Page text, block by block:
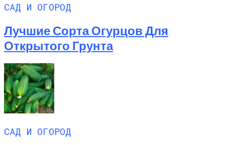
САД И ОГОРОД
Лучшие Сорта Огурцов Для
Открытого Грунта
САД И ОГОРОД